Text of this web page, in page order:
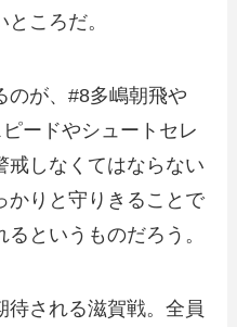
ころだ。
のが、#8多嶋朝飛や
ードやシュートセレ
戒しなくてはならない
かりと守りきることで
というものだろう。
待される滋賀戦。全員